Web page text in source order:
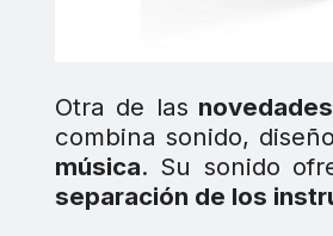
Otra de las
combina sonido,
música. Su sonido
separación de los